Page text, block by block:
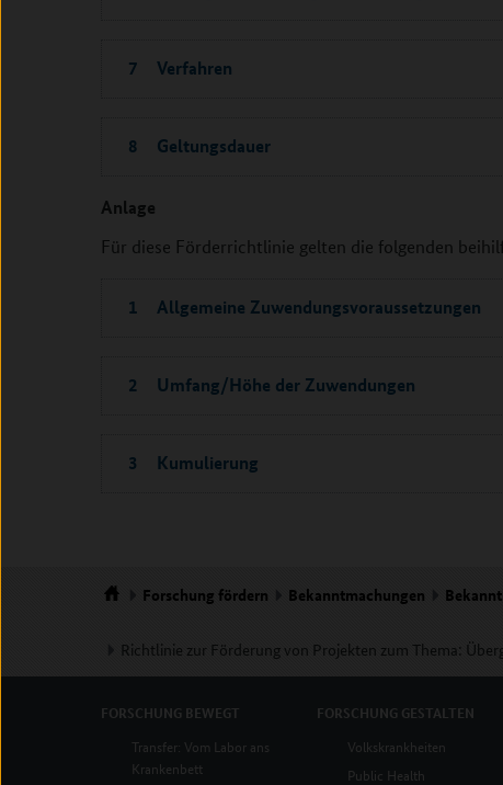
7 Verfahren
8 Geltungsdauer
Anlage
Für diese Förderrichtlinie gelten die folgenden
1 Allgemeine Zuwendungsvoraussetzungen
2 Umfang/Höhe der Zuwendungen
3 Kumulierung
Forschung fördern Bekanntmachungen
Richtlinie zur Förderung von Projekten zum Thema:
FORSCHUNG BEWEGT
Transfer: Vom Labor ans
Krankenbett
FORSCHUNG GESTALTEN
Volkskrankheiten
Public Health